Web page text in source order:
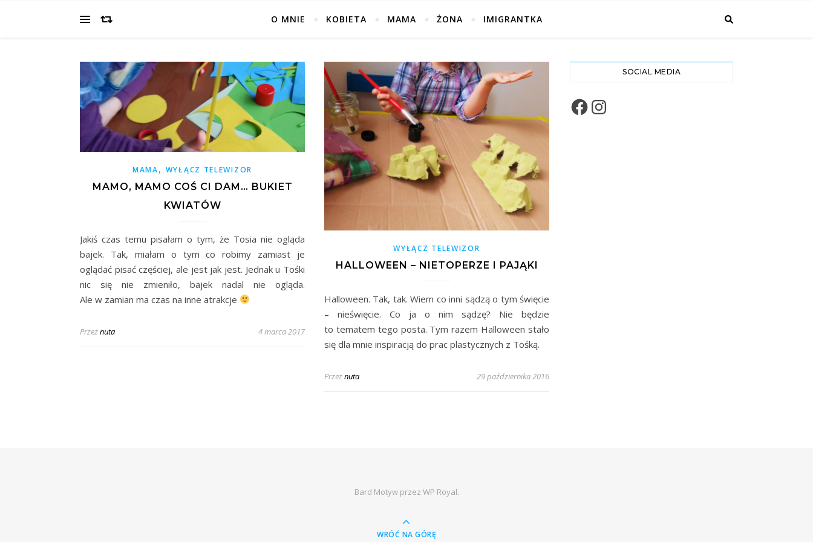
O MNIE KOBIETA MAMA ŻONA IMIGRANTKA
MAMA, WYŁĄCZ TELEWIZOR
MAMO, MAMO COŚ CI DAM… BUKIET
KWIATÓW
Jakiś czas temu pisałam o tym, że Tosia nie ogląda
bajek. Tak, miałam o tym co robimy zamiast je
oglądać pisać częściej, ale jest jak jest. Jednak u Tośki
nic się nie zmieniło, bajek nadal nie ogląda.
Ale w zamian ma czas na inne atrakcje
Przeznuta 4 marca 2017
WYŁĄCZ TELEWIZOR
HALLOWEEN – NIETOPERZE I PAJĄKI
Halloween. Tak, tak. Wiem co inni sądzą o tym święcie
– nieświęcie. Co ja o nim sądzę? Nie będzie
to tematem tego posta. Tym razem Halloween stało
się dla mnie inspiracją do prac plastycznych z Tośką.
Przeznuta 29 października 2016
SOCIAL MEDIA
Facebook
Instagram
Bard Motyw przez WP Royal.
WRÓĆ NA GÓRĘ